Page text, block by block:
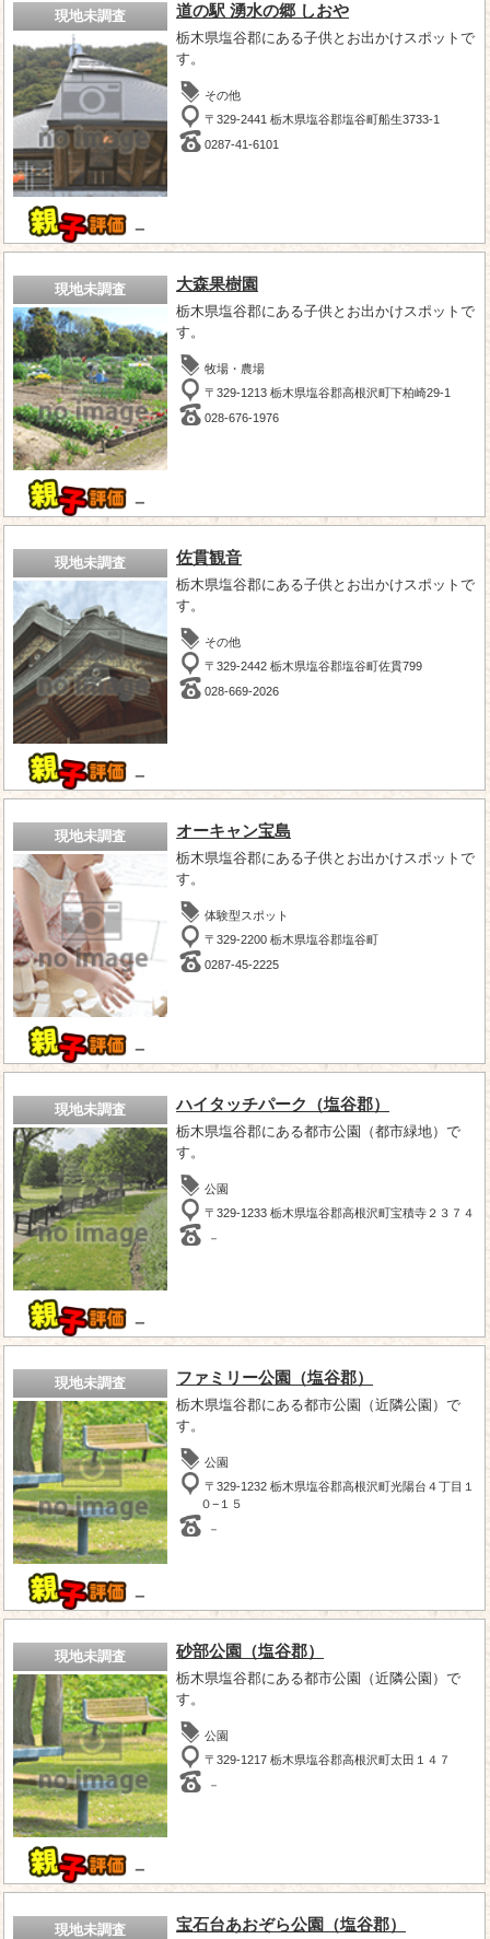
現地未調査
－
道の駅 湧水の郷 しおや
栃木県塩谷郡にある子供とお出かけスポットで
す。
その他
〒329-2441 栃木県塩谷郡塩谷町船生3733-1
0287-41-6101
現地未調査
－
大森果樹園
栃木県塩谷郡にある子供とお出かけスポットで
す。
牧場・農場
〒329-1213 栃木県塩谷郡高根沢町下柏崎29-1
028-676-1976
現地未調査
－
佐貫観音
栃木県塩谷郡にある子供とお出かけスポットで
す。
その他
〒329-2442 栃木県塩谷郡塩谷町佐貫799
028-669-2026
現地未調査
－
オーキャン宝島
栃木県塩谷郡にある子供とお出かけスポットで
す。
体験型スポット
〒329-2200 栃木県塩谷郡塩谷町
0287-45-2225
現地未調査
－
ハイタッチパーク（塩谷郡）
栃木県塩谷郡にある都市公園（都市緑地）で
す。
公園
〒329-1233 栃木県塩谷郡高根沢町宝積寺２３７４
－
現地未調査
－
ファミリー公園（塩谷郡）
栃木県塩谷郡にある都市公園（近隣公園）で
す。
公園
〒329-1232 栃木県塩谷郡高根沢町光陽台４丁目１
０−１５
－
現地未調査
－
砂部公園（塩谷郡）
栃木県塩谷郡にある都市公園（近隣公園）で
す。
公園
〒329-1217 栃木県塩谷郡高根沢町太田１４７
－
現地未調査 宝石台あおぞら公園（塩谷郡）